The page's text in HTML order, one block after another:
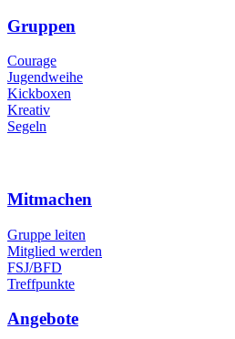
Gruppen
Courage
Jugendweihe
Kickboxen
Kreativ
Segeln
Mitmachen
Gruppe leiten
Mitglied werden
FSJ/BFD
Treffpunkte
Angebote